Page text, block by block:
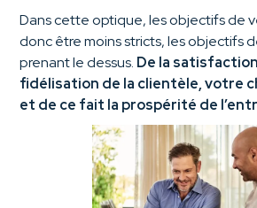
Dans cette optique, les objectifs de
donc être moins stricts, les objectifs
prenant le dessus. De la
fidélisation de la clientèle, votre
et de ce fait la prospérité de